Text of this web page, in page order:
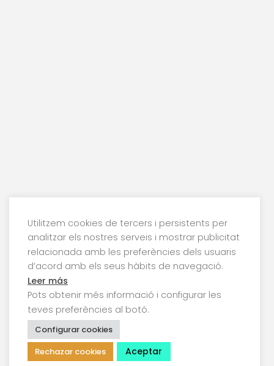
Utilitzem cookies de tercers i persistents per
analitzar els nostres serveis i mostrar publicitat
relacionada amb les preferències dels usuaris
d’acord amb els seus hàbits de navegació.
Leer más
Pots obtenir més informació i configurar les
teves preferències al botó.
Configurar cookies
Rechazar cookies
Aceptar